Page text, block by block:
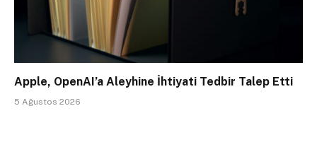
Apple, OpenAI’a Aleyhine İhtiyati Tedbir Talep Etti
5 Ağustos 2026